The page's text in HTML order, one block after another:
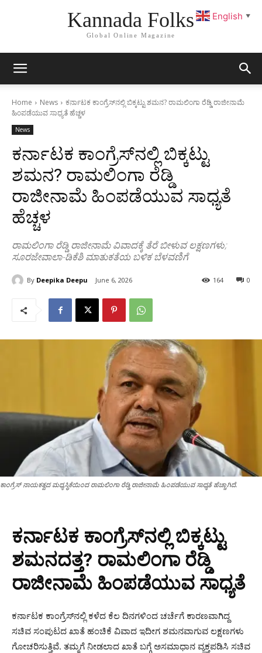
Kannada Folks
Global Online Magazine
Home News
ಕರ್ನಾಟಕ ಕಾಂಗ್ರೆಸ್‌ನಲ್ಲಿ ಬಿಕ್ಕಟ್ಟು ಶಮನ? ರಾಮಲಿಂಗಾ ರೆಡ್ಡಿ ರಾಜೀನಾಮೆ
ಹಿಂಪಡೆಯುವ ಸಾಧ್ಯತೆ ಹೆಚ್ಚಳ
News
ಕರ್ನಾಟಕ ಕಾಂಗ್ರೆಸ್‌ನಲ್ಲಿ ಬಿಕ್ಕಟ್ಟು
ಶಮನ? ರಾಮಲಿಂಗಾ ರೆಡ್ಡಿ
ರಾಜೀನಾಮೆ ಹಿಂಪಡೆಯುವ ಸಾಧ್ಯತೆ
ಹೆಚ್ಚಳ
ರಾಮಲಿಂಗಾ ರೆಡ್ಡಿ ರಾಜೀನಾಮೆ ವಿವಾದಕ್ಕೆ ತೆರೆ ಬೀಳುವ ಲಕ್ಷಣಗಳು;
ಸೂರಜೇವಾಲಾ-ಡಿಕೆಶಿ ಮಾತುಕತೆಯ ಬಳಿಕ ಬೆಳವಣಿಗೆ
By Deepika Deepu June 6, 2026 0
164
ಕಾಂಗ್ರೆಸ್ ನಾಯಕತ್ವದ ಮಧ್ಯಸ್ಥಿಕೆಯಿಂದ ರಾಮಲಿಂಗಾ ರೆಡ್ಡಿ ರಾಜೀನಾಮೆ ಹಿಂಪಡೆಯುವ ಸಾಧ್ಯತೆ ಹೆಚ್ಚಾಗಿದೆ.
ಕರ್ನಾಟಕ ಕಾಂಗ್ರೆಸ್‌ನಲ್ಲಿ ಬಿಕ್ಕಟ್ಟು
ಶಮನದತ್ತ? ರಾಮಲಿಂಗಾ ರೆಡ್ಡಿ
ರಾಜೀನಾಮೆ ಹಿಂಪಡೆಯುವ ಸಾಧ್ಯತೆ
ಕರ್ನಾಟಕ ಕಾಂಗ್ರೆಸ್‌ನಲ್ಲಿ ಕಳೆದ ಕೆಲ ದಿನಗಳಿಂದ ಚರ್ಚೆಗೆ ಕಾರಣವಾಗಿದ್ದ
ಸಚಿವ ಸಂಪುಟದ ಖಾತೆ ಹಂಚಿಕೆ ವಿವಾದ ಇದೀಗ ಶಮನವಾಗುವ ಲಕ್ಷಣಗಳು
ಗೋಚರಿಸುತ್ತಿವೆ. ತಮ್ಮಗೆ ನೀಡಲಾದ ಖಾತೆ ಬಗ್ಗೆ ಅಸಮಾಧಾನ ವ್ಯಕ್ತಪಡಿಸಿ ಸಚಿವ
English ▼